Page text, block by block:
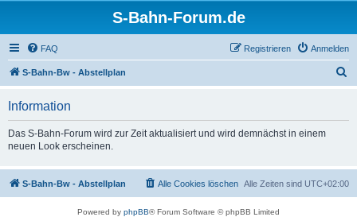
S-Bahn-Forum.de
FAQ Anmelden
Registrieren
S-Bahn-Bw - Abstellplan
Information
Das S-Bahn-Forum wird zur Zeit aktualisiert und wird demnächst in einem
neuen Look erscheinen.
S-Bahn-Bw - Abstellplan Alle Zeiten sind UTC+02:00
Alle Cookies löschen
Powered by phpBB® Forum Software © phpBB Limited